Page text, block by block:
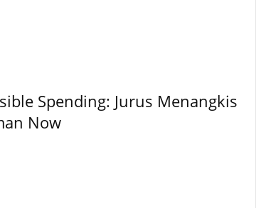
Spending: Jurus Menangkis
Now